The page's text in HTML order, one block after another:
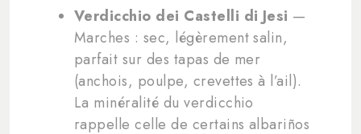
Verdicchio dei Castelli di Jesi —
Marches : sec, légèrement salin,
parfait sur des tapas de mer
(anchois, poulpe, crevettes à l’ail).
La minéralité du verdicchio
rappelle celle de certains albariños